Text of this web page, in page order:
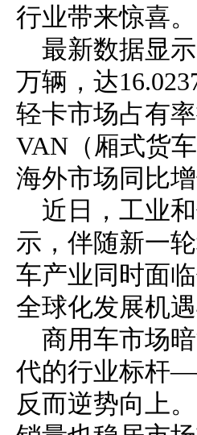
行业带来惊喜。
最新数据显
万辆，达
轻卡市场占有
VAN（厢式货
海外市场同比增
近日，工业
示，伴随新一
车产业同时面
全球化发展机
商用车市场
代的行业标杆
反而逆势向上